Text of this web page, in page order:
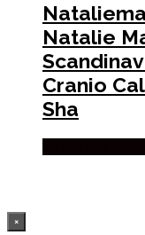
Natalie
Cranio
Sha
×